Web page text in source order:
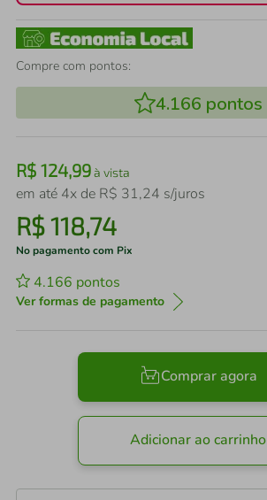
Compre com pontos:
4.166 pontos
R$ 124,99à vista
em até 4x de R$ 31,24 s/juros
R$118,74
No pagamento com Pix
4.166 pontos
Ver formas de pagamento
Comprar agora
Adicionar ao carrinho